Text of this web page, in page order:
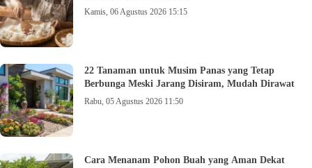
Kamis, 06 Agustus 2026 15:15
22 Tanaman untuk Musim Panas yang Tetap
Berbunga Meski Jarang Disiram, Mudah Dirawat
Rabu, 05 Agustus 2026 11:50
Cara Menanam Pohon Buah yang Aman Dekat